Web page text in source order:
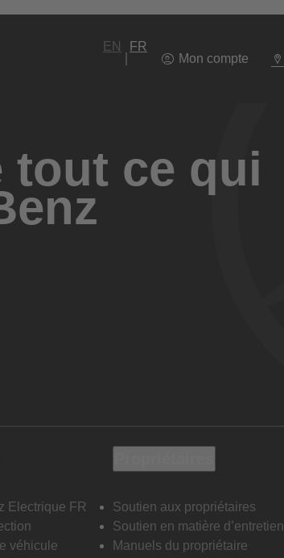
EN
FR
Mon compte
tout ce qui
Electrique FR
véhicule
Soutien aux propriétaires
Soutien en matière d’entretien
Manuels du propriétaire